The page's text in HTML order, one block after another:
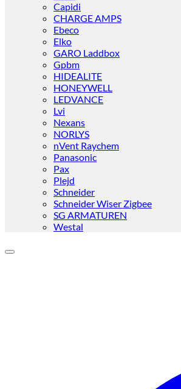
Capidi
CHARGE AMPS
Ebeco
Elko
GARO Laddbox
Gpbm
HIDEALITE
HONEYWELL
LEDVANCE
Lvi
Nexans
NORLYS
nVent Raychem
Panasonic
Pax
Plejd
Schneider
Schneider Wiser Zigbee
SG ARMATUREN
Westal